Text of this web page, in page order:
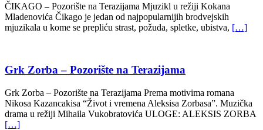
ČIKAGO – Pozorište na Terazijama Mjuzikl u režiji Kokana
Mladenovića Čikago je jedan od najpopularnijih brodvejskih
mjuzikala u kome se prepliću strast, požuda, spletke, ubistva, […]
Grk Zorba – Pozorište na Terazijama
Grk Zorba – Pozorište na Terazijama Prema motivima romana
Nikosa Kazancakisa “Život i vremena Aleksisa Zorbasa”. Muzička
drama u režiji Mihaila Vukobratovića ULOGE: ALEKSIS ZORBA
[…]